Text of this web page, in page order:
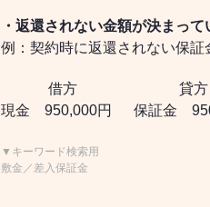
・返還されない金額が決まって
例：契約時に返還されない保
借方 貸方
現金 950,000円 保証金
▼キーワード検索用
敷金／差入保証金